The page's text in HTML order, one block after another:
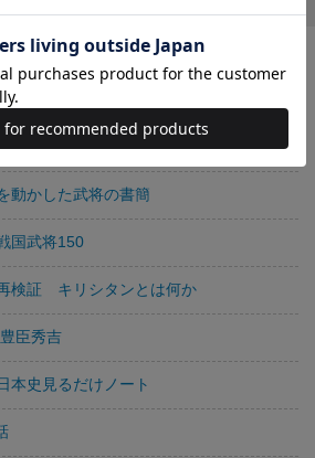
には載っていない意外な素顔
本史の教科書
史人物ベスト300
かした武将の書簡
国武将150
検証 キリシタンとは何か
臣秀吉
本史見るだけノート